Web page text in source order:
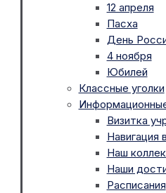
12 апреля
Пасха
День
4 ноября
Юбилей
Классные уголки
Визитка
Навигация
Наш
Наши
Расписания